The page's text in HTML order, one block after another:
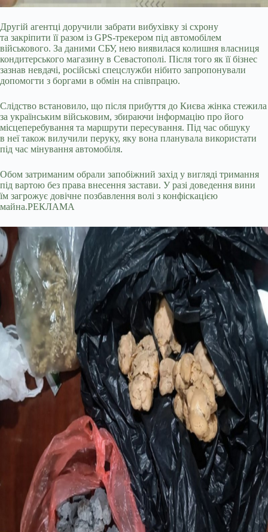
Другій агентці доручили забрати вибухівку зі схрону
та закріпити її разом із GPS-трекером під автомобілем
військового. За даними СБУ, нею виявилася колишня власниця
кондитерського магазину в Севастополі. Після того як її бізнес
зазнав невдачі, російські спецслужби нібито запропонували
допомогти з боргами в обмін на співпрацю.
Слідство встановило, що після прибуття до Києва жінка стежила
за українським військовим, збираючи інформацію про його
місцеперебування та маршрути пересування. Під час обшуку
в неї також вилучили перуку, яку вона планувала використати
під час мінування автомобіля.
Обом затриманим обрали запобіжний захід у вигляді тримання
під вартою без права внесення застави. У разі доведення вини
їм загрожує довічне позбавлення волі з конфіскацією
майна.РЕКЛАМА